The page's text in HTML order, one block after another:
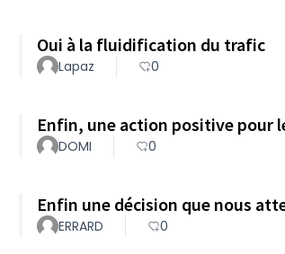
Oui à la fluidification du trafic
Lapaz 0
Enfin, une action positive pour
DOMI 0
Enfin une décision que nous
ERRARD 0